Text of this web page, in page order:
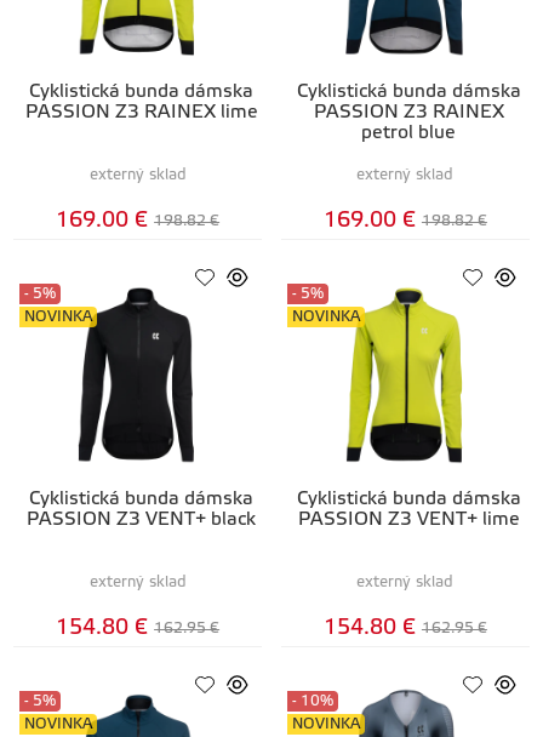
Cyklistická bunda dámska
PASSION Z3 RAINEX lime
externý sklad
169.00 € 198.82 €
Cyklistická bunda dámska
PASSION Z3 RAINEX
petrol blue
externý sklad
169.00 € 198.82 €
Cyklistická bunda dámska
PASSION Z3 VENT+ black
- 5%
NOVINKA
externý sklad
154.80 € 162.95 €
Cyklistická bunda dámska
PASSION Z3 VENT+ lime
- 5%
NOVINKA
externý sklad
154.80 € 162.95 €
- 5%
NOVINKA
- 10%
NOVINKA